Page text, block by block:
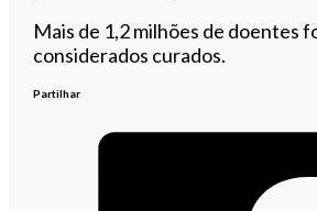
Mais de 1,2 milhões de doentes
considerados curados.
Partilhar